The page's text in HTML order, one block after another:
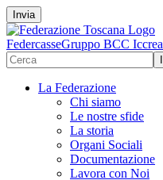
Invia
FedercasseGruppo BCC Iccrea
La Federazione
Chi siamo
Le nostre sfide
La storia
Organi Sociali
Documentazione
Lavora con Noi